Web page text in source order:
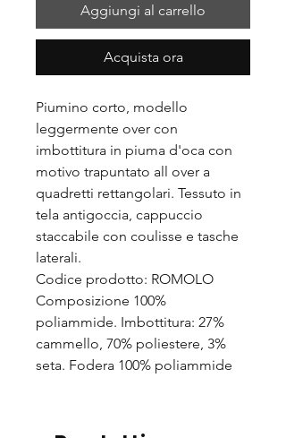
Aggiungi al carrello
Acquista ora
Piumino corto, modello
leggermente over con
imbottitura in piuma d'oca con
motivo trapuntato all over a
quadretti rettangolari. Tessuto in
tela antigoccia, cappuccio
staccabile con coulisse e tasche
laterali.
Codice prodotto: ROMOLO
Composizione 100%
poliammide. Imbottitura: 27%
cammello, 70% poliestere, 3%
seta. Fodera 100% poliammide